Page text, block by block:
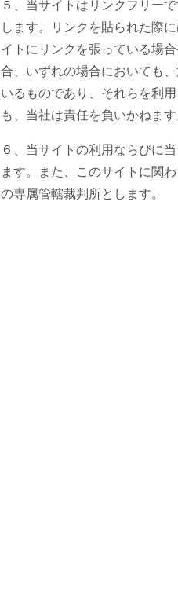
５、当サイトはリンクフリー
します。リンクを貼られた際
イトにリンクを張っている場
合、いずれの場合においても
いるものであり、それらを利
も、当社は責任を負いかねます
６、当サイトの利用ならびに
ます。また、このサイトに関
の専属管轄裁判所とします。